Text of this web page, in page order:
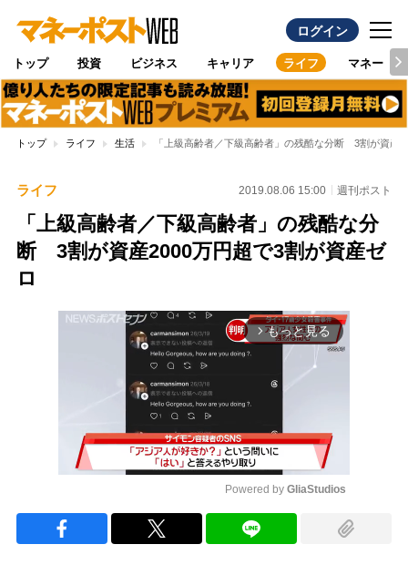
ログイン
トップ 投資 ビジネス キャリア ライフ マネー
トップ ライフ 生活 「上級高齢者／下級高齢者」の残酷な分断 3割が資産
ライフ 2019.08.06 15:00 週刊ポスト
「上級高齢者／下級高齢者」の残酷な分
断 3割が資産2000万円超で3割が資産ゼ
ロ
arrow_forward_ios もっと見る
Powered by GliaStudios